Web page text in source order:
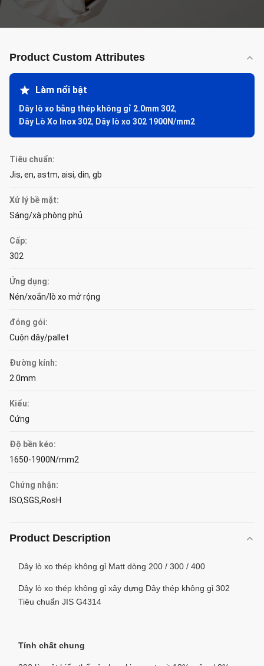
Product Custom Attributes
Làm nổi bật
Dây lò xo bằng thép không gỉ 2.0mm 302,
Dây Lò Xo Inox 302, Dây lò xo 302 1900N/mm2
Tiêu chuẩn:
Jis, en, astm, aisi, din, gb
Xử lý bề mặt:
Sáng/xà phòng phủ
Cấp:
302
Ứng dụng:
Nén/xoắn/lò xo mở rộng
đóng gói:
Cuộn dây/pallet
Đường kính:
2.0mm
Kiểu:
Cứng
Độ bền kéo:
1650-1900N/mm2
Chứng nhận:
ISO,SGS,RosH
Product Description
Dây lò xo thép không gỉ Matt dòng 200 / 300 / 400
Dây lò xo thép không gỉ xây dựng Dây thép không gỉ 302
Tiêu chuẩn JIS G4314
Tính chất chung